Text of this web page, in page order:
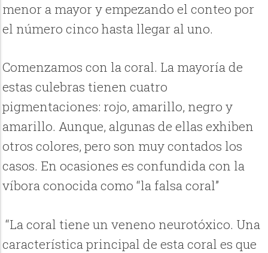
menor a mayor y empezando el conteo por
el número cinco hasta llegar al uno.
Comenzamos con la coral. La mayoría de
estas culebras tienen cuatro
pigmentaciones: rojo, amarillo, negro y
amarillo. Aunque, algunas de ellas exhiben
otros colores, pero son muy contados los
casos. En ocasiones es confundida con la
víbora conocida como “la falsa coral”
“La coral tiene un veneno neurotóxico. Una
característica principal de esta coral es que